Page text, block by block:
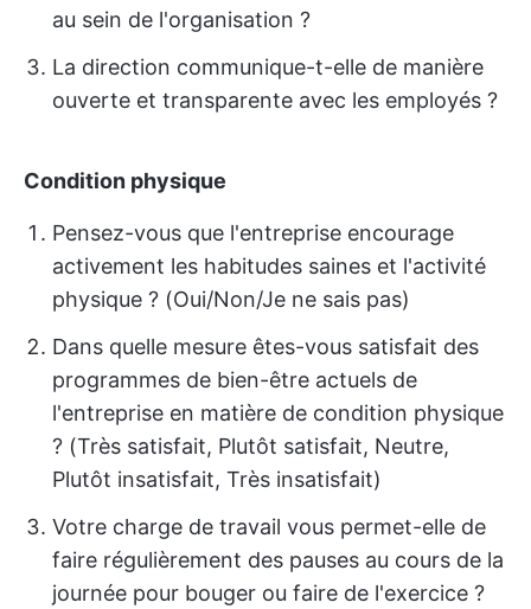
au sein de l'organisation ?
La direction communique-t-elle de manière
ouverte et transparente avec les employés ?
Condition physique
Pensez-vous que l'entreprise encourage
activement les habitudes saines et l'activité
physique ? (Oui/Non/Je ne sais pas)
Dans quelle mesure êtes-vous satisfait des
programmes de bien-être actuels de
l'entreprise en matière de condition physique
? (Très satisfait, Plutôt satisfait, Neutre,
Plutôt insatisfait, Très insatisfait)
Votre charge de travail vous permet-elle de
faire régulièrement des pauses au cours de la
journée pour bouger ou faire de l'exercice ?